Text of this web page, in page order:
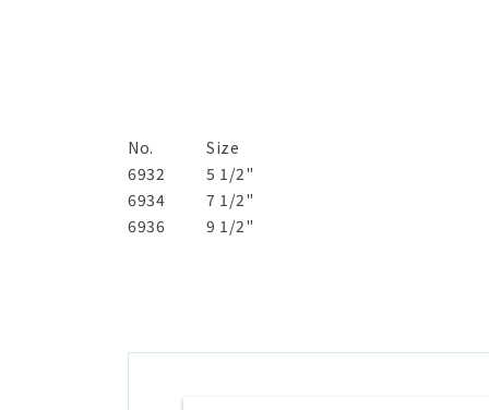
No.
Size
6932
5 1/2"
6934
7 1/2"
6936
9 1/2"